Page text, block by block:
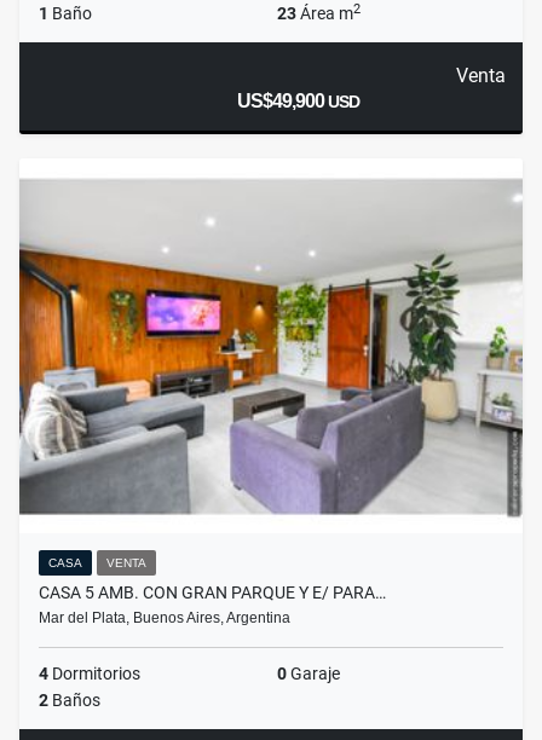
1 Baño 23Área m2
Venta
US$49,900USD
CASA VENTA
CASA 5 AMB. CON GRAN PARQUE Y E/ PARA…
Mar del Plata, Buenos Aires, Argentina
4 Dormitorios 0Garaje
2 Baños